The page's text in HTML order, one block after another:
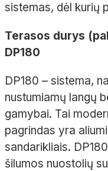
sistemas, dėl kurių
Terasos durys
DP180
DP180 – sistema,
nustumiamų langų
gamybai. Tai
pagrindas yra
sandarikliais.
šilumos nuostolių